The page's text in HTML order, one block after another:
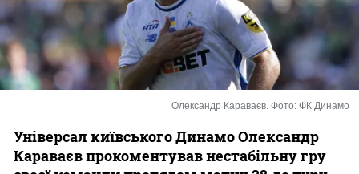
Букмекери
Казино
Олександр Караваєв. Фото: ФК Динамо
Універсал київського Динамо Олександр
Караваєв прокоментував нестабільну гру